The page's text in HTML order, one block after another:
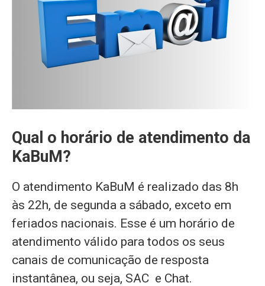
Qual o horário de atendimento da
KaBuM?
O atendimento KaBuM é realizado das 8h
às 22h, de segunda a sábado, exceto em
feriados nacionais. Esse é um horário de
atendimento válido para todos os seus
canais de comunicação de resposta
instantânea, ou seja, SAC e Chat.